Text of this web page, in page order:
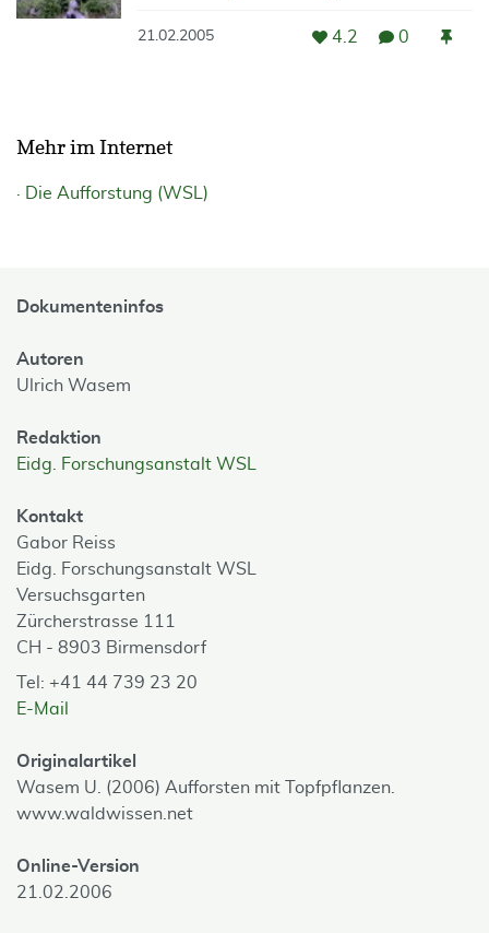
21.02.2005 4.2 0
Mehr im Internet
Die Aufforstung (WSL)
Dokumenteninfos
Autoren
Ulrich Wasem
Redaktion
Eidg. Forschungsanstalt WSL
Kontakt
Gabor Reiss
Eidg. Forschungsanstalt WSL
Versuchsgarten
Zürcherstrasse 111
CH - 8903 Birmensdorf
Tel: +41 44 739 23 20
E-Mail
Originalartikel
Wasem U. (2006) Aufforsten mit Topfpflanzen.
www.waldwissen.net
Online-Version
21.02.2006